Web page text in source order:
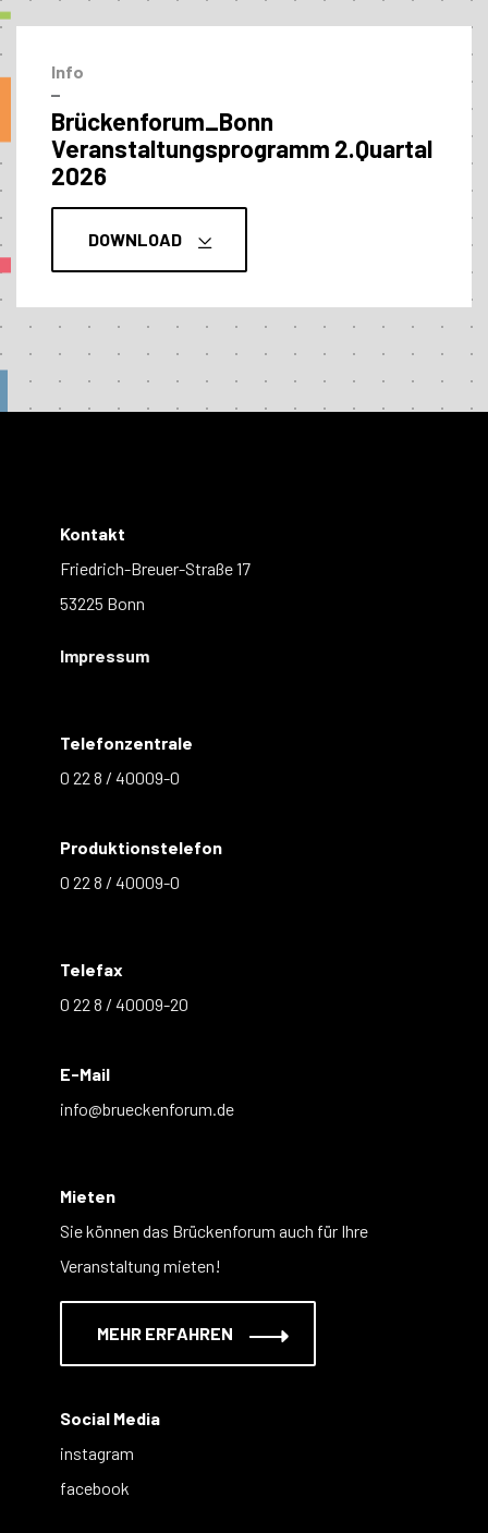
Info
–
Brückenforum_Bonn
Veranstaltungs­programm 2.Quartal
2026
DOWNLOAD
Kontakt
Friedrich-Breuer-Straße 17
53225 Bonn
Impressum
Telefonzentrale
0 22 8 / 40009-0
Produktionstelefon
0 22 8 / 40009-0
Telefax
0 22 8 / 40009-20
E-Mail
info@brueckenforum.de
Mieten
Sie können das Brückenforum auch für Ihre
Veranstaltung mieten!
MEHR ERFAHREN
Social Media
instagram
facebook